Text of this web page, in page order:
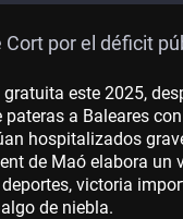
por el déficit
este 2025,
a Baleares
hospitalizados
de Maó elabora un
victoria
de niebla.